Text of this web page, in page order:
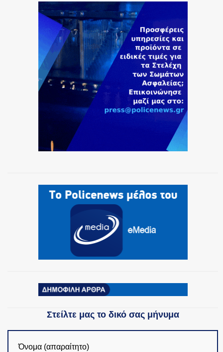
Στείλτε μας το δικό σας μήνυμα
Όνομα (απαραίτητο)